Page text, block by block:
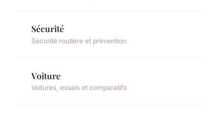
Sécurité
Sécurité routière et prévention
Voiture
Voitures, essais et comparatifs